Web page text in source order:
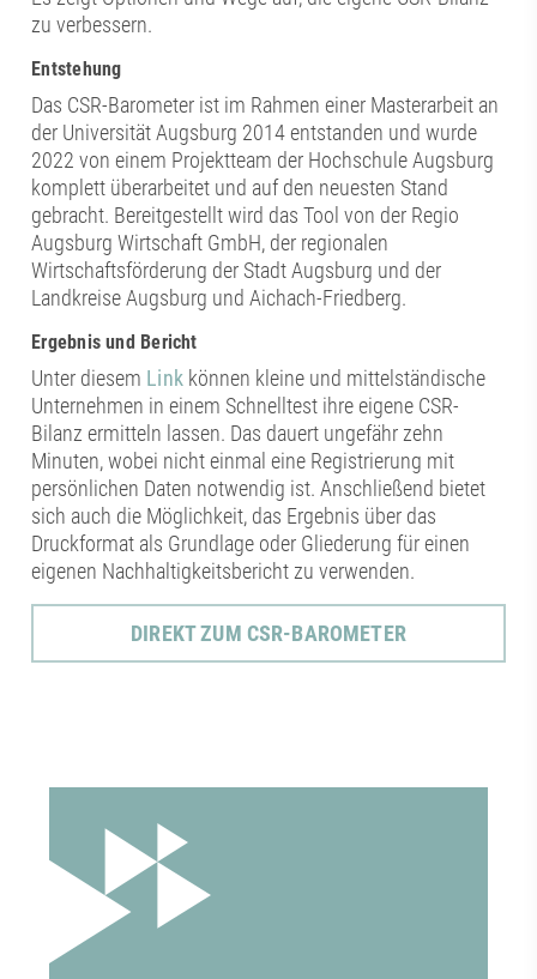
zu verbessern.
Entstehung
Das CSR-Barometer ist im Rahmen einer Masterarbeit an
der Universität Augsburg 2014 entstanden und wurde
2022 von einem Projektteam der Hochschule Augsburg
komplett überarbeitet und auf den neuesten Stand
gebracht. Bereitgestellt wird das Tool von der Regio
Augsburg Wirtschaft GmbH, der regionalen
Wirtschaftsförderung der Stadt Augsburg und der
Landkreise Augsburg und Aichach-Friedberg.
Ergebnis und Bericht
Unter diesem Linkkönnen kleine und mittelständische
Unternehmen in einem Schnelltest ihre eigene CSR-
Bilanz ermitteln lassen. Das dauert ungefähr zehn
Minuten, wobei nicht einmal eine Registrierung mit
persönlichen Daten notwendig ist. Anschließend bietet
sich auch die Möglichkeit, das Ergebnis über das
Druckformat als Grundlage oder Gliederung für einen
eigenen Nachhaltigkeitsbericht zu verwenden.
DIREKT ZUM CSR-BAROMETER